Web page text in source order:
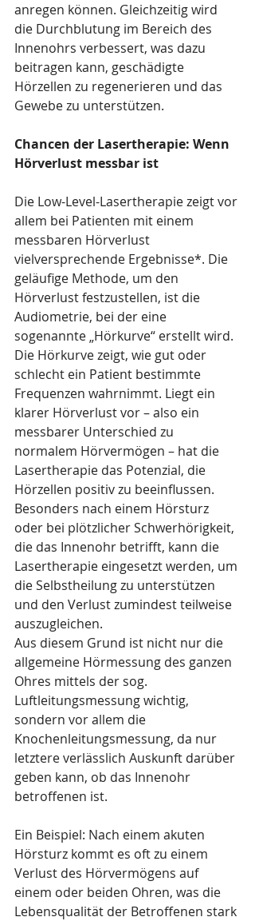
anregen können. Gleichzeitig wird
die Durchblutung im Bereich des
Innenohrs verbessert, was dazu
beitragen kann, geschädigte
Hörzellen zu regenerieren und das
Gewebe zu unterstützen.
Chancen der Lasertherapie: Wenn
Hörverlust messbar ist
Die Low-Level-Lasertherapie zeigt vor
allem bei Patienten mit einem
messbaren Hörverlust
vielversprechende Ergebnisse*. Die
geläufige Methode, um den
Hörverlust festzustellen, ist die
Audiometrie, bei der eine
sogenannte „Hörkurve“ erstellt wird.
Die Hörkurve zeigt, wie gut oder
schlecht ein Patient bestimmte
Frequenzen wahrnimmt. Liegt ein
klarer Hörverlust vor – also ein
messbarer Unterschied zu
normalem Hörvermögen – hat die
Lasertherapie das Potenzial, die
Hörzellen positiv zu beeinflussen.
Besonders nach einem Hörsturz
oder bei plötzlicher Schwerhörigkeit,
die das Innenohr betrifft, kann die
Lasertherapie eingesetzt werden, um
die Selbstheilung zu unterstützen
und den Verlust zumindest teilweise
auszugleichen.
Aus diesem Grund ist nicht nur die
allgemeine Hörmessung des ganzen
Ohres mittels der sog.
Luftleitungsmessung wichtig,
sondern vor allem die
Knochenleitungsmessung, da nur
letztere verlässlich Auskunft darüber
geben kann, ob das Innenohr
betroffenen ist.
Ein Beispiel: Nach einem akuten
Hörsturz kommt es oft zu einem
Verlust des Hörvermögens auf
einem oder beiden Ohren, was die
Lebensqualität der Betroffenen stark